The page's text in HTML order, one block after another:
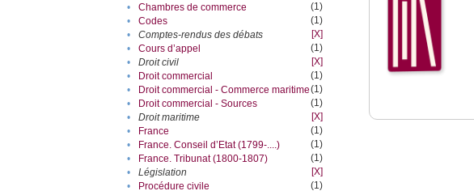
•
Chambres de commerce
(1)
•
Codes
(1)
•
Comptes-rendus des débats
[X]
•
Cours d’appel
(1)
•
Droit civil
[X]
•
Droit commercial
(1)
•
Droit commercial - Commerce maritime(1)
•
Droit commercial - Sources
(1)
•
Droit maritime
[X]
•
France
(1)
•
France. Conseil d’Etat (1799-....)
(1)
•
France. Tribunat (1800-1807)
(1)
•
Législation
[X]
•
Procédure civile
(1)